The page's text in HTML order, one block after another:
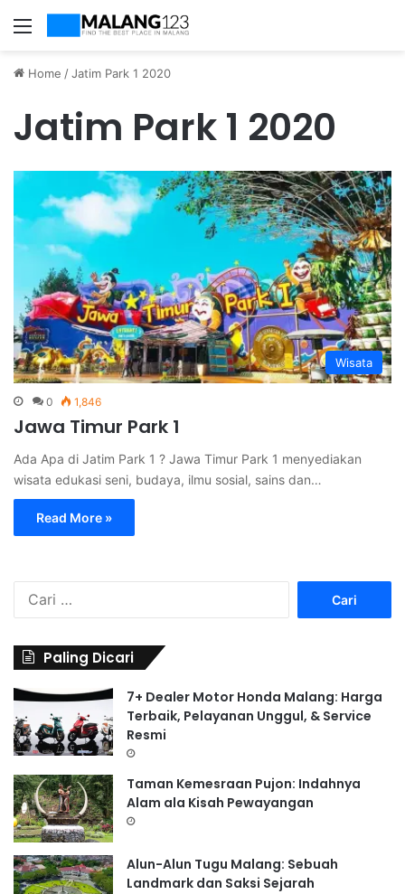
Home /Jatim Park 1 2020
Jatim Park 1 2020
Wisata
0 1,846
Jawa Timur Park 1
Ada Apa di Jatim Park 1 ? Jawa Timur Park 1 menyediakan
wisata edukasi seni, budaya, ilmu sosial, sains dan…
Read More »
t
u
Paling Dicari
7+ Dealer Motor Honda Malang: Harga
Terbaik, Pelayanan Unggul, & Service
Resmi
Taman Kemesraan Pujon: Indahnya
Alam ala Kisah Pewayangan
Alun-Alun Tugu Malang: Sebuah
Landmark dan Saksi Sejarah